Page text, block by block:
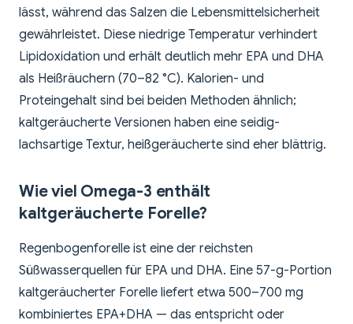
lässt, während das Salzen die Lebensmittelsicherheit
gewährleistet. Diese niedrige Temperatur verhindert
Lipidoxidation und erhält deutlich mehr EPA und DHA
als Heißräuchern (70–82 °C). Kalorien- und
Proteingehalt sind bei beiden Methoden ähnlich;
kaltgeräucherte Versionen haben eine seidig-
lachsartige Textur, heißgeräucherte sind eher blättrig.
Wie viel Omega-3 enthält
kaltgeräucherte Forelle?
Regenbogenforelle ist eine der reichsten
Süßwasserquellen für EPA und DHA. Eine 57-g-Portion
kaltgeräucherter Forelle liefert etwa 500–700 mg
kombiniertes EPA+DHA — das entspricht oder